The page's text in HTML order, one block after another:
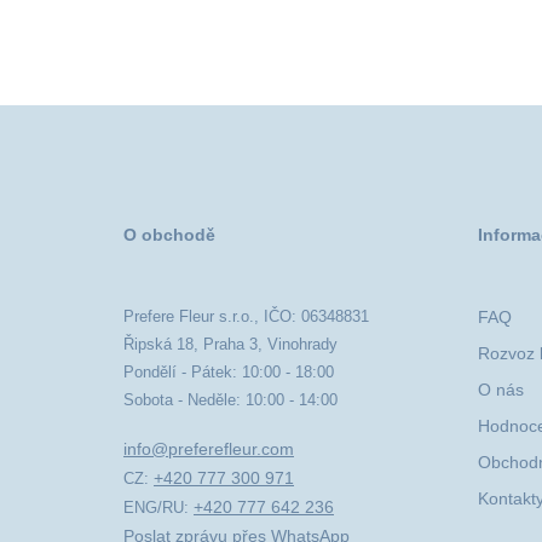
O obchodě
Prefere Fleur s.r.o., IČO: 06348831
Řipská 18, Praha 3, Vinohrady
Pondělí - Pátek: 10:00 - 18:00
Sobota - Neděle: 10:00 - 14:00
info@preferefleur.com
CZ: +420 777 300 971
ENG/RU: +420 777 642 236
Poslat zprávu přes WhatsApp
FAQ
Rozvoz
O nás